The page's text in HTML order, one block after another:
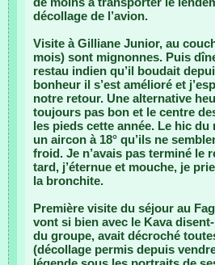
décollage de l’avion.
Visite à Gilliane Junior, au
mois) sont mignonnes. Puis
restau indien qu’il boudait
bonheur il s’est amélioré et
notre retour. Une alternative
toujours pas bon et le centre
les pieds cette année. Le hic du
un aircon à 18° qu’ils ne
froid. Je n’avais pas terminé le
tard, j’éternue et mouche, je
la bronchite.
Première visite du séjour au
vont si bien avec le Kava
du groupe, avait décroché
(décollage permis depuis